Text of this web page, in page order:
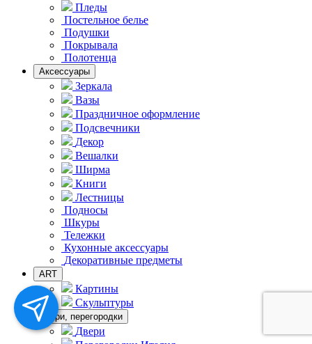
Пледы
Постельное белье
Подушки
Покрывала
Полотенца
Аксессуары
Зеркала
Вазы
Праздничное оформление
Подсвечники
Декор
Вешалки
Ширма
Книги
Лестницы
Подносы
Шкуры
Тележки
Кухонные аксессуары
Декоративные предметы
ART
Картины
Скульптуры
Двери, перегородки
Двери